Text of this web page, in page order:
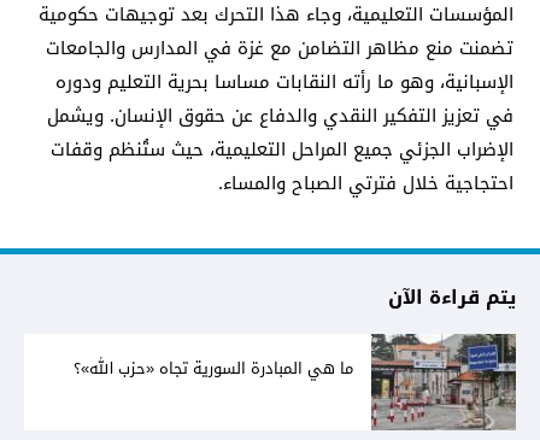
المؤسسات التعليمية، وجاء هذا التحرك بعد توجيهات حكومية
تضمنت منع مظاهر التضامن مع غزة في المدارس والجامعات
الإسبانية، وهو ما رأته النقابات مساسا بحرية التعليم ودوره
في تعزيز التفكير النقدي والدفاع عن حقوق الإنسان. ويشمل
الإضراب الجزئي جميع المراحل التعليمية، حيث ستُنظم وقفات
احتجاجية خلال فترتي الصباح والمساء.
يتم قراءة الآن
ما هي المبادرة السورية تجاه «حزب الله»؟